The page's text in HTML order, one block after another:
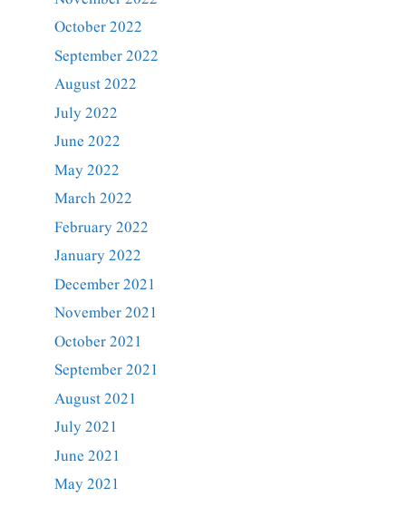
October 2022
September 2022
August 2022
July 2022
June 2022
May 2022
March 2022
February 2022
January 2022
December 2021
November 2021
October 2021
September 2021
August 2021
July 2021
June 2021
May 2021